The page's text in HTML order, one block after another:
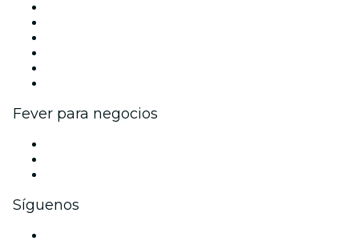
Fever para negocios
Síguenos